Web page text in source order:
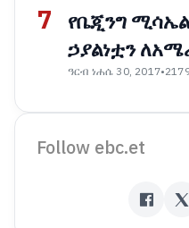
7
የቤጂንግ
ኃያልነቷን
ዓርብ ነሐሴ 30, 2017•
Follow ebc.et